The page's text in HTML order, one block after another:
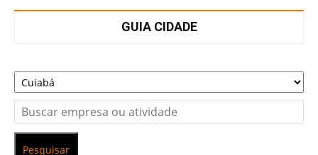
GUIA CIDADE
Pesquisar